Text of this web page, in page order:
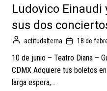
Ludovico
sus dos
actitudalterna 18 de
10 de junio – Teatro Diana –
CDMX Adquiere tus boletos
larga espera,...